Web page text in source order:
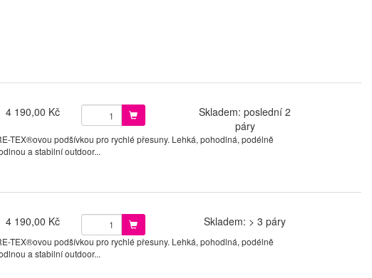
4 190,00 Kč
Skladem: poslední 2
páry
TEX®ovou podšívkou pro rychlé přesuny. Lehká, pohodlná, podélně
a stabilní outdoor...
4 190,00 Kč Skladem: > 3 páry
TEX®ovou podšívkou pro rychlé přesuny. Lehká, pohodlná, podélně
a stabilní outdoor...